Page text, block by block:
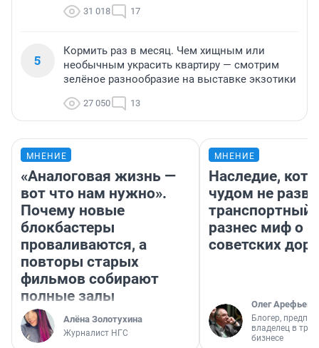
31 018 17
5
Кормить раз в месяц. Чем хищным или
необычным украсить квартиру — смотрим
зелёное разнообразие на выставке экзотики
27 050 13
МНЕНИЕ
«Аналоговая жизнь —
вот что нам нужно».
Почему новые
блокбастеры
проваливаются, а
повторы старых
фильмов собирают
полные залы
Алёна Золотухина
Журналист НГС
МНЕНИЕ
Наследие,
чудом не
транспортный
разнес миф о
советских
Олег Арефьев
Блогер,
владелец в
бизнесе